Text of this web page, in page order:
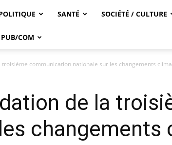
SANTÉ SOCIÉTÉ / CULTURE
PUB/COM
communication nationale sur les changements
de la
changements